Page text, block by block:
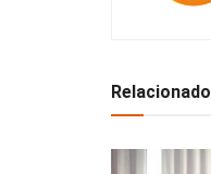
Relacionado